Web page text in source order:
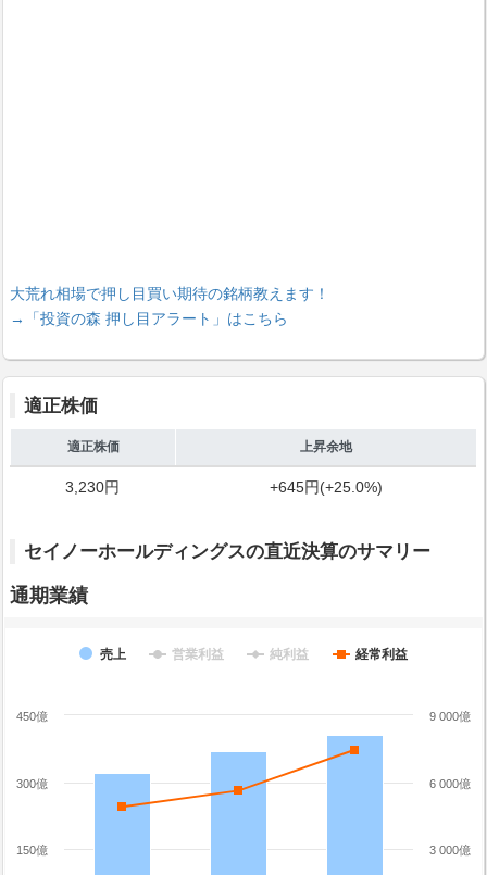
大荒れ相場で押し目買い期待の銘柄教えます！
→「投資の森 押し目アラート」はこちら
適正株価
適正株価 上昇余地
3,230円 +645円(+25.0%)
セイノーホールディングスの直近決算のサマリー
通期業績
売上 営業利益 純利益 経常利益
3 000億
6 000億
9 000億
150億
300億
450億